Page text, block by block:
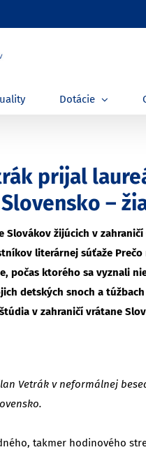
Dotácie
prijal
–
Slovákov žijúcich v
literárnej súťaže
počas ktorého sa vyznali
detských snoch a
v zahraničí vrátane
Vetrák v neformálnej
takmer hodinového